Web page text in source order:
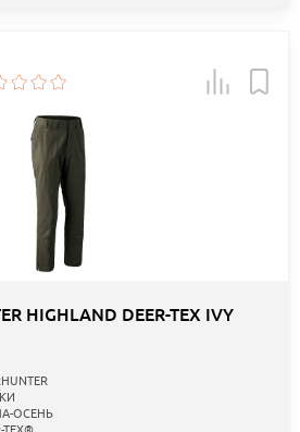
HIGHLAND DEER-TEX IVY
ОСЕНЬ